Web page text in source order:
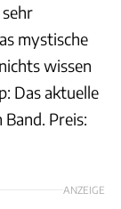
mystische
wissen
Das aktuelle
Preis:
ANZEIGE